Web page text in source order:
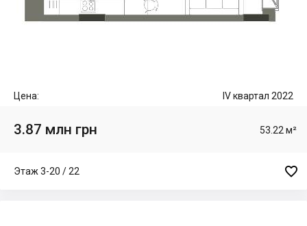
Цена: IV квартал 2022
3.87 млн грн 53.22 м²
Этаж 3-20 / 22 